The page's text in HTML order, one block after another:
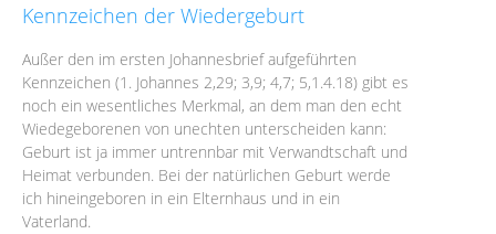
Kennzeichen der Wiedergeburt
Außer den im ersten Johannesbrief aufgeführten
Kennzeichen (1. Johannes 2,29; 3,9; 4,7; 5,1.4.18) gibt es
noch ein wesentliches Merkmal, an dem man den echt
Wiedegeborenen von unechten unterscheiden kann:
Geburt ist ja immer untrennbar mit Verwandtschaft und
Heimat verbunden. Bei der natürlichen Geburt werde
ich hineingeboren in ein Elternhaus und in ein
Vaterland.